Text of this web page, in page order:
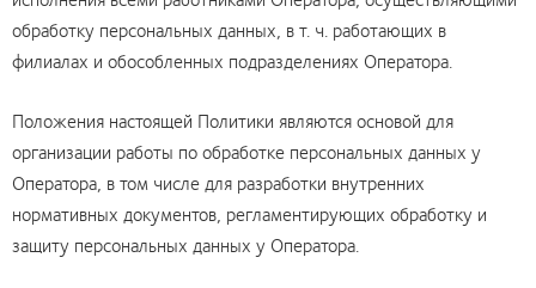
обработку персональных данных, в т. ч. работающих в
филиалах и обособленных подразделениях Оператора.
Положения настоящей Политики являются основой для
организации работы по обработке персональных данных у
Оператора, в том числе для разработки внутренних
нормативных документов, регламентирующих обработку и
защиту персональных данных у Оператора.